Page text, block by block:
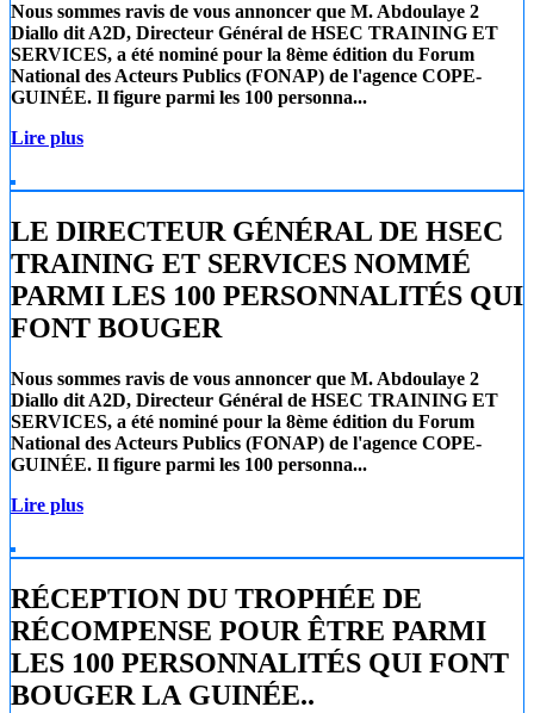
Nous sommes ravis de vous annoncer que M. Abdoulaye 2
Diallo dit A2D, Directeur Général de HSEC TRAINING ET
SERVICES, a été nominé pour la 8ème édition du Forum
National des Acteurs Publics (FONAP) de l'agence COPE-
GUINÉE. Il figure parmi les 100 personna...
Lire plus
LE DIRECTEUR GÉNÉRAL DE HSEC
TRAINING ET SERVICES NOMMÉ
PARMI LES 100 PERSONNALITÉS QUI
FONT BOUGER
Nous sommes ravis de vous annoncer que M. Abdoulaye 2
Diallo dit A2D, Directeur Général de HSEC TRAINING ET
SERVICES, a été nominé pour la 8ème édition du Forum
National des Acteurs Publics (FONAP) de l'agence COPE-
GUINÉE. Il figure parmi les 100 personna...
Lire plus
RÉCEPTION DU TROPHÉE DE
RÉCOMPENSE POUR ÊTRE PARMI
LES 100 PERSONNALITÉS QUI FONT
BOUGER LA GUINÉE..